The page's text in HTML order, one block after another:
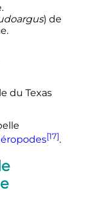
) de
du Texas
[17].